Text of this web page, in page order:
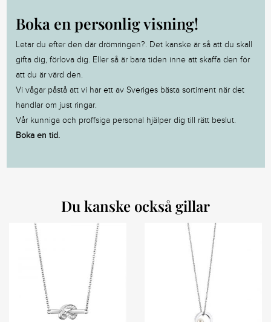
Boka en personlig visning!
Letar du efter den där drömringen?. Det kanske är så att du skall
gifta dig, förlova dig. Eller så är bara tiden inne att skaffa den för
att du är värd den.
Vi vågar påstå att vi har ett av Sveriges bästa sortiment när det
handlar om just ringar.
Vår kunniga och proffsiga personal hjälper dig till rätt beslut.
Boka en tid.
Du kanske också gillar